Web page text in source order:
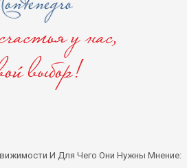
И Для Чего Они Нужны Мнение: